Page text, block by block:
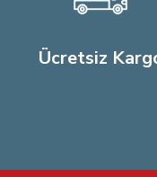
Ürün fiyatı
Ücretsiz